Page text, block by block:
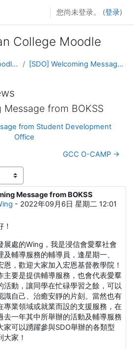
您尚未登录。 (登录)
College Moodle
GCC Moodle News [SDO] Welcoming Message from BOKSS
Message from BOKSS
from Student Development
Office
GCC O-CAMP →
Message from BOKSS
- 2022年09月6日 星期二 12:01
展處的Wing，我是浸信會愛羣社會
及輔導服務的輔導員，逢星期一、
恩，歡迎大家加入宏恩基督教學院！
主要是提供輔導服務，也會代表愛羣
活動，讓同學在忙碌學習之餘，可以
識自己、治癒安靜的片刻。當然也有
專業領域或就業而設的支援服務，在
去一年其中所舉辦的活動及輔導服務
家可以踴躍參與SDO舉辦的各類型
大家！